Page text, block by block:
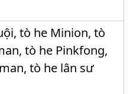
tò he Minion, tò
tò he Pinkfong,
tò he lân sư